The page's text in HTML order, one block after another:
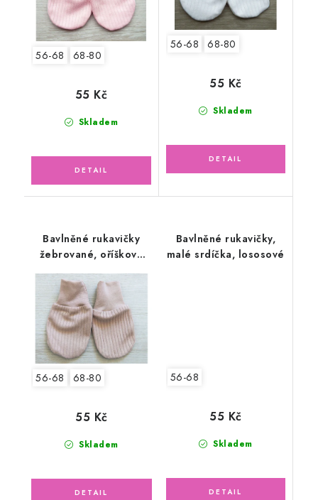
56-68 68-80
Skladem
55 Kč
56-68 68-80
Skladem
55 Kč
Bavlněné rukavičky
žebrované, oříškové
56-68 68-80
Skladem
55 Kč
Bavlněné rukavičky,
malé srdíčka, lososové
56-68
Skladem
55 Kč